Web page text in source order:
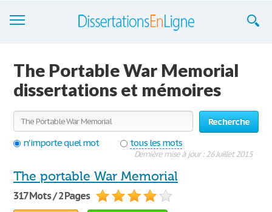
S'inscrire
Se connecter
Contactez-nous
The Portable War Memorial
dissertations et mémoires
Recherche
n'importe quel mot
tous les mots
Dernière mise à jour : 26 Juillet 2015
The portable War Memorial
317 Mots / 2 Pages